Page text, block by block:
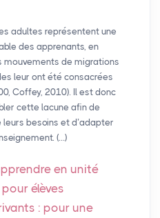
adultes représentent une
des apprenants, en
mouvements de migrations
leur ont été consacrées
Coffey, 2010). Il est donc
cette lacune afin de
besoins et d’adapter
(…)
en unité
élèves
: pour une